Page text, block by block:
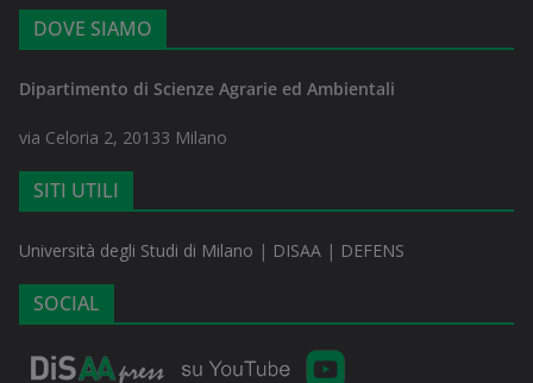
DOVE SIAMO
Dipartimento di Scienze Agrarie ed Ambientali
via Celoria 2, 20133 Milano
SITI UTILI
Università degli Studi di Milano | DISAA | DEFENS
SOCIAL